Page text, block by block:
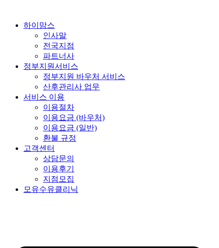
하이맘스
인사말
전국지점
파트너사
정부지원서비스
정부지원 바우처 서비스
산후관리사 업무
서비스 이용
이용절차
이용요금 (바우처)
이용요금 (일반)
환불 규정
고객센터
상담문의
이용후기
지점모집
모유수유클리닉